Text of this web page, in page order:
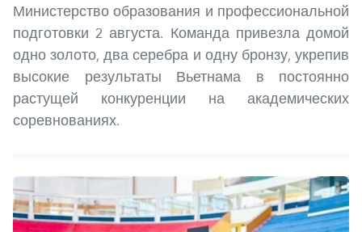
Министерство образования и профессиональной
подготовки 2 августа. Команда привезла домой
одно золото, два серебра и одну бронзу, укрепив
высокие результаты Вьетнама в постоянно
растущей конкуренции на академических
соревнованиях.